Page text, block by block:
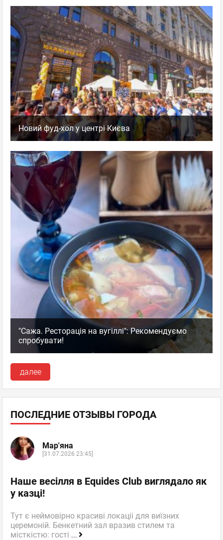
Новий фуд-хол у центрі Києва
"Сажа. Ресторація на вугіллі": Рекомендуємо
спробувати!
далее
ПОСЛЕДНИЕ ОТЗЫВЫ ГОРОДА
Мар'яна
[31.07.2026 23:45]
Наше весілля в Equides Club виглядало як
у казці!
Тут є неймовірно красиві локаціі для виїзних
церемоній. Бенкетний зал вразив стилем та
місткістю: гості ...